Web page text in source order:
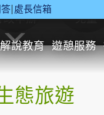
處長信箱
解說教育 遊憩服務
政申辦 兒童
態旅遊